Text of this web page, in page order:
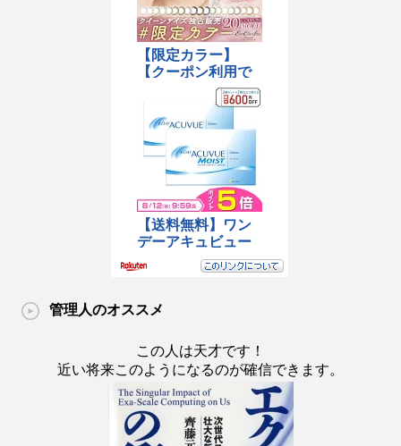
管理人のオススメ
この人は天才です！
近い将来このようになるのが確信できます。